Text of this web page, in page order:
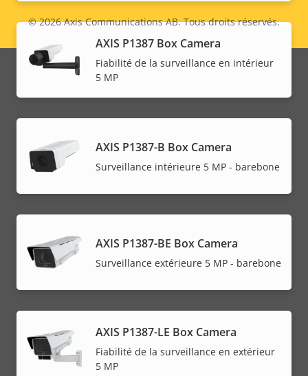
AXIS P1387 Box Camera
Fiabilité de la surveillance en intérieur
5 MP
AXIS P1387-B Box Camera
Surveillance intérieure 5 MP - barebone
AXIS P1387-BE Box Camera
Surveillance extérieure 5 MP - barebone
AXIS P1387-LE Box Camera
Fiabilité de la surveillance en extérieur
5 MP
Legal
menu
© 2026Axis Communications AB. Tous droits réservés.